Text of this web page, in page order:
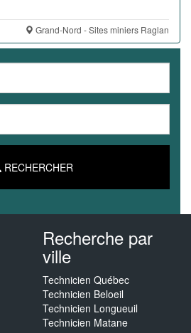
Grand-Nord - Sites miniers Raglan
RECHERCHER
Recherche par
ville
Technicien Québec
Technicien Beloeil
Technicien Longueuil
Technicien Matane